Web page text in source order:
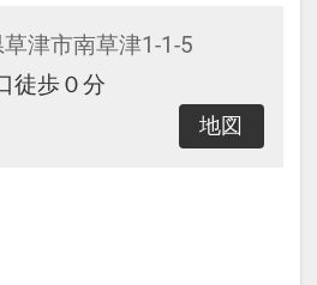
津市南草津1-1-5
徒歩０分
地図